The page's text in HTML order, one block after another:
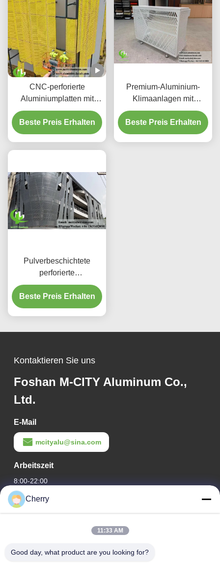
Mustern
CNC-perforierte
Aluminiumplatten mit
3003 H14/H24-Legierung
und PVDF-Beschichtung
für Fassaden
Beste Preis Erhalten
Premium-Aluminium-
Klimaanlagen mit
dekorativen
Schutzschirmen
Beste Preis Erhalten
Pulverbeschichtete
perforierte
Aluminiumplatte mit
benutzerdefinierten RAL-
Farben und
Mustern für
Beste Preis Erhalten
Kontaktieren Sie uns
Foshan M-CITY Aluminum Co.,
Ltd.
E-Mail
mcityalu@sina.com
Arbeitszeit
8:00-22:00
Unsere Adresse
Hegui Industriepark, Lishui, Nanhai Foshan Guangdong PR
Cherry
11:33 AM
Good day, what product are you looking for?